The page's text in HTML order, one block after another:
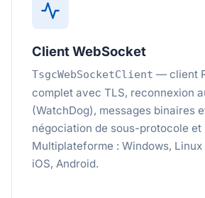
Client WebSocket
TsgcWebSocketClient — client
complet avec TLS, reconnexion
(WatchDog), messages binaires
négociation de sous-protocole et
Multiplateforme : Windows, Linux
iOS, Android.